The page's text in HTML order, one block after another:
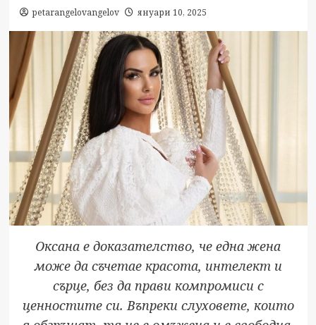
petarangelovangelov януари 10, 2025
Оксана е доказателство, че една жена
може да съчетае красота, интелект и
сърце, без да прави компромиси с
ценностите си. Въпреки слуховете, които